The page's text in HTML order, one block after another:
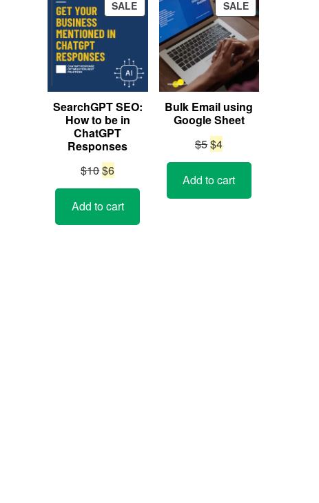
SALEPRODUCT
ON
SALE
SearchGPT SEO:
How to be in
ChatGPT
Responses
$10Original
price
was:
$10.
$6Current
price
is:
$6.
Add to cart
SALEPRODUCT
ON
SALE
Bulk Email using
Google Sheet
$5Original
price
was:
$5.
$4Current
price
is:
$4.
Add to cart